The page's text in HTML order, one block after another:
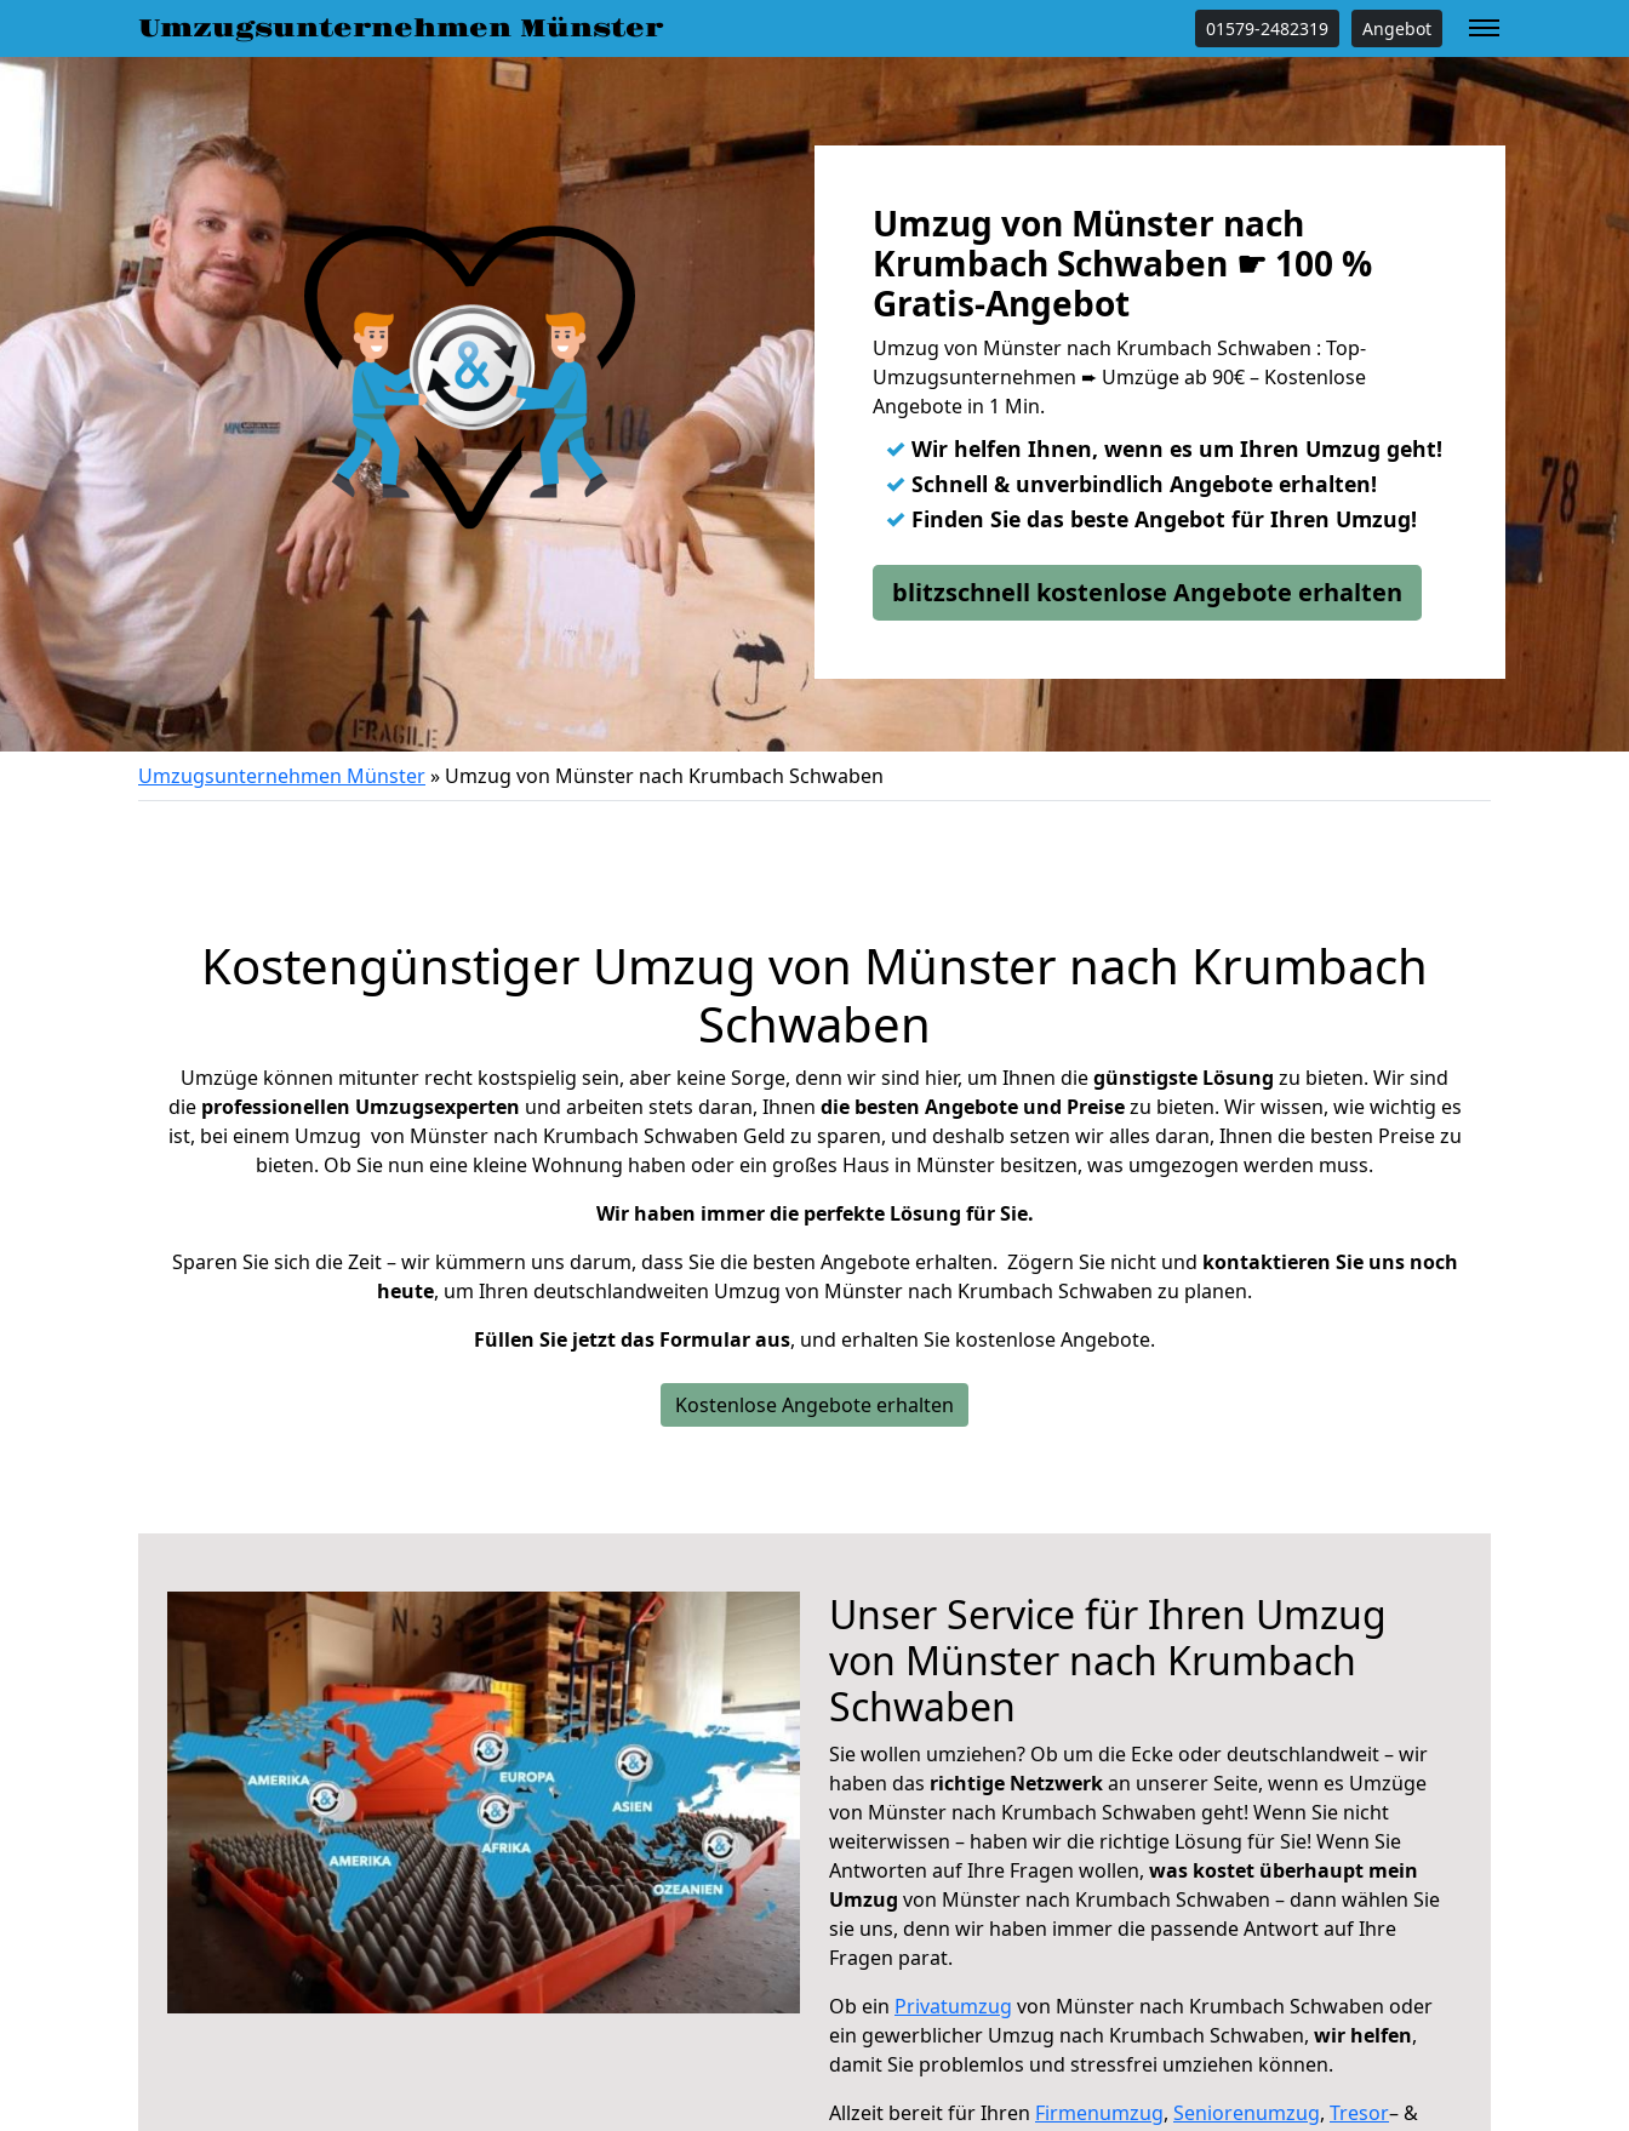
Umzugsunternehmen Münster 01579-2482319 Angebot
Umzug von Münster nach
Krumbach Schwaben ☛ 100 %
Gratis-Angebot
Umzug von Münster nach Krumbach Schwaben : Top-
Umzugsunternehmen ➨ Umzüge ab 90€ – Kostenlose
Angebote in 1 Min.
✓ Wir helfen Ihnen, wenn es um Ihren Umzug geht!
✓ Schnell & unverbindlich Angebote erhalten!
✓ Finden Sie das beste Angebot für Ihren Umzug!
blitzschnell kostenlose Angebote erhalten
Umzugsunternehmen Münster» Umzug von Münster nach Krumbach Schwaben
Kostengünstiger Umzug von Münster nach Krumbach
Schwaben
Umzüge können mitunter recht kostspielig sein, aber keine Sorge, denn wir sind hier, um Ihnen diegünstigste Lösung zu bieten. Wir sind
die professionellen Umzugsexperten und arbeiten stets daran, Ihnen die besten Angebote und Preisezu bieten. Wir wissen, wie wichtig es
ist, bei einem Umzug von Münster nach Krumbach Schwaben Geld zu sparen, und deshalb setzen wir alles daran, Ihnen die besten Preise zu
bieten. Ob Sie nun eine kleine Wohnung haben oder ein großes Haus in Münster besitzen, was umgezogen werden muss.
Wir haben immer die perfekte Lösung für Sie.
Sparen Sie sich die Zeit – wir kümmern uns darum, dass Sie die besten Angebote erhalten. Zögern Sie nicht und kontaktieren Sie uns noch
heute, um Ihren deutschlandweiten Umzug von Münster nach Krumbach Schwaben zu planen.
Füllen Sie jetzt das Formular aus, und erhalten Sie kostenlose Angebote.
Kostenlose Angebote erhalten
Unser Service für Ihren Umzug
von Münster nach Krumbach
Schwaben
Sie wollen umziehen? Ob um die Ecke oder deutschlandweit – wir
haben das richtige Netzwerkan unserer Seite, wenn es Umzüge
von Münster nach Krumbach Schwaben geht! Wenn Sie nicht
weiterwissen – haben wir die richtige Lösung für Sie! Wenn Sie
Antworten auf Ihre Fragen wollen, was kostet überhaupt mein
Umzug von Münster nach Krumbach Schwaben – dann wählen Sie
sie uns, denn wir haben immer die passende Antwort auf Ihre
Fragen parat.
Ob ein Privatumzug von Münster nach Krumbach Schwaben oder
ein gewerblicher Umzug nach Krumbach Schwaben, wir helfen,
damit Sie problemlos und stressfrei umziehen können.
Allzeit bereit für Ihren Firmenumzug, Seniorenumzug, Tresor– &